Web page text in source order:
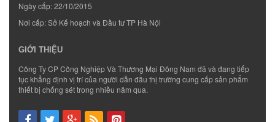
Ngày cấp: 22/10/2015
Nơi cấp: Sở Kế hoạch và Đầu tư TP Hà Nội
GIỚI THIỆU
Công Ty CP Công Nghiệp Và Thương Mại Đông Nam đã và đang tiếp
tục khẳng định vị trí của người dẫn đầu thị trường cung cấp sản phẩm
thiết bị chống sét trong nhiều năm qua.